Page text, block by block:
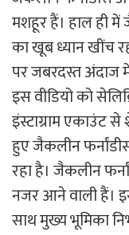
मशहूर हैं। हाल ही में
का खूब ध्यान खींच
पर जबरदस्त अंदाज
इस वीडियो को
इंस्टाग्राम एकाउंट
हुए जैकलीन
रहा है। जैकलीन
नजर आने वाली हैं।
साथ मुख्य भूमिका